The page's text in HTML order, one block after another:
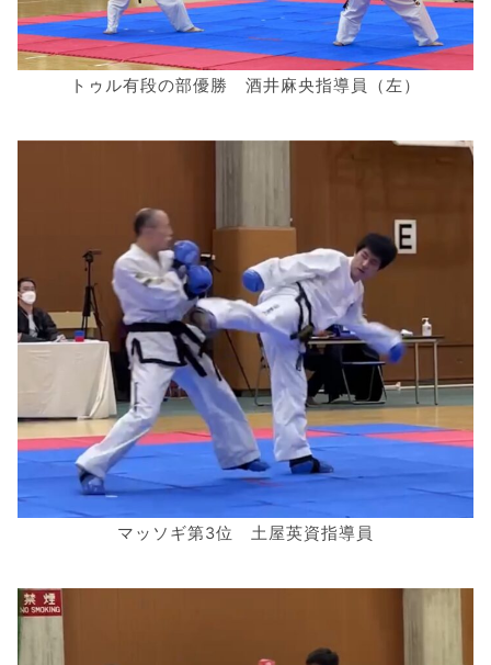
トゥル有段の部優勝 酒井麻央指導員（左）
マッソギ第3位 土屋英資指導員